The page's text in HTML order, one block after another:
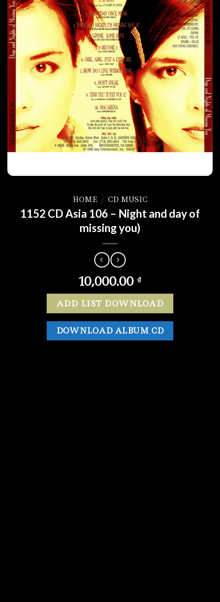
HOME / CD MUSIC
1152 CD Asia 106 – Night and day of
missing you)
10,000.00 ₫
ADD LIST DOWNLOAD
DOWNLOAD ALBUM CD